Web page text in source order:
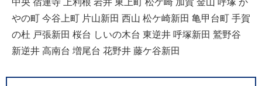
中央 宿連寺 上利根 岩井 東上町 松ケ崎 加賀 金山 呼塚 か
やの町 今谷上町 片山新田 西山 松ケ崎新田 亀甲台町 手賀
の杜 戸張新田 桜台 しいの木台 東逆井 呼塚新田 鷲野谷
新逆井 高南台 増尾台 花野井 藤ケ谷新田